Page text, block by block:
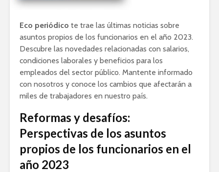
Eco periódico te trae las últimas noticias sobre
asuntos propios de los funcionarios en el año 2023.
Descubre las novedades relacionadas con salarios,
condiciones laborales y beneficios para los
empleados del sector público. Mantente informado
con nosotros y conoce los cambios que afectarán a
miles de trabajadores en nuestro país.
Reformas y desafíos:
Perspectivas de los asuntos
propios de los funcionarios en el
año 2023